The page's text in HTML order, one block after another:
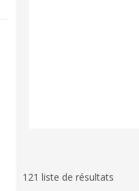
121 liste de résultats